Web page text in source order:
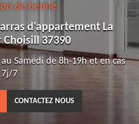
de benne
d'appartement La
37390
Samedi de 8h-19h et en cas
7j/7
CONTACTEZ NOUS